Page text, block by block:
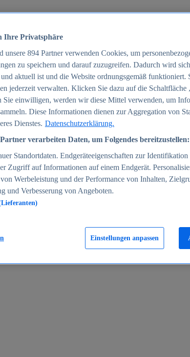
2025
2005-2025
Ihre Privatsphäre
unsere 894 Partner verwenden Cookies, um
zu speichern und darauf zuzugreifen. Dadurch wird
aktuell ist und die Website ordnungsgemäß funktioniert.
jederzeit verwalten. Klicken Sie dazu auf die Schaltfläche
Sie einwilligen, werden wir diese Mittel verwenden, um
Diese Informationen dienen zur Aggregation von
Dienstes. Datenschutzerklärung.
verarbeiten Daten, um Folgendes bereitzustellen:
Standortdaten. Endgeräteeigenschaften zur
Zugriff auf Informationen auf einem Endgerät.
Werbeleistung und der Performance von Inhalten,
und Verbesserung von Angeboten.
Einstellungen anpassen